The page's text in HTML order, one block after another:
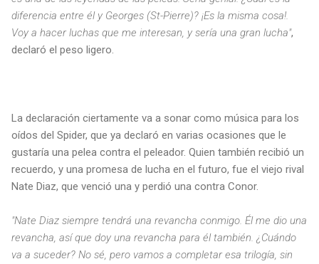
diferencia entre él y Georges (St-Pierre)? ¡Es la misma cosa!.
Voy a hacer luchas que me interesan, y sería una gran lucha",
declaró el peso ligero.
La declaración ciertamente va a sonar como música para los
oídos del Spider, que ya declaró en varias ocasiones que le
gustaría una pelea contra el peleador. Quien también recibió un
recuerdo, y una promesa de lucha en el futuro, fue el viejo rival
Nate Diaz, que venció una y perdió una contra Conor.
"Nate Diaz siempre tendrá una revancha conmigo. Él me dio una
revancha, así que doy una revancha para él también. ¿Cuándo
va a suceder? No sé, pero vamos a completar esa trilogía, sin